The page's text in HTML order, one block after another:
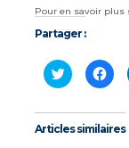
Pour en savoir plus
Partager :
Cliquez
pour
partager
Twitter(ouvre
dans
une
dans
une
Articles similaires